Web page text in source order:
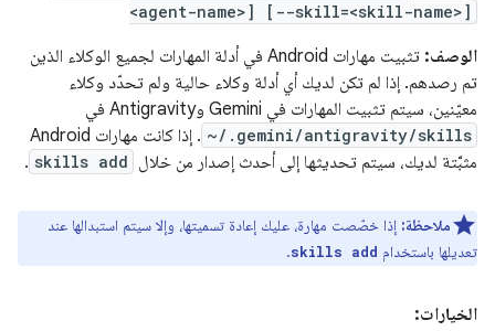
<agent-name>] [--skill=<skill-name>]
الوصف:
تثبيت مهارات Android في أدلة المهارات لجميع الوكلاء الذين
تم رصدهم. إذا لم تكن لديك أي أدلة وكلاء حالية ولم تحدّد وكلاء
معيّنين، سيتم تثبيت المهارات في Gemini وAntigravity في
~/.gemini/antigravity/skills
. إذا كانت مهارات Android
مثبَّتة لديك، سيتم تحديثها إلى أحدث إصدار من خلال skills add
.
ملاحظة: إذا خصّصت مهارة، عليك إعادة تسميتها، وإلا سيتم استبدالها عند
تعديلها باستخدام skills add
.
الخيارات: